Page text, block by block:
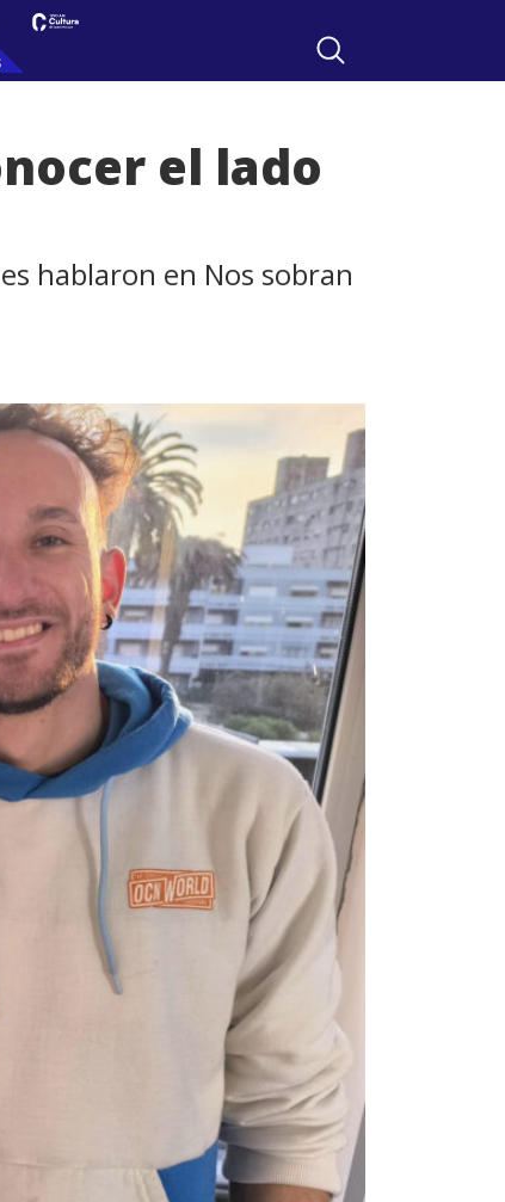
el lado
hablaron en Nos sobran